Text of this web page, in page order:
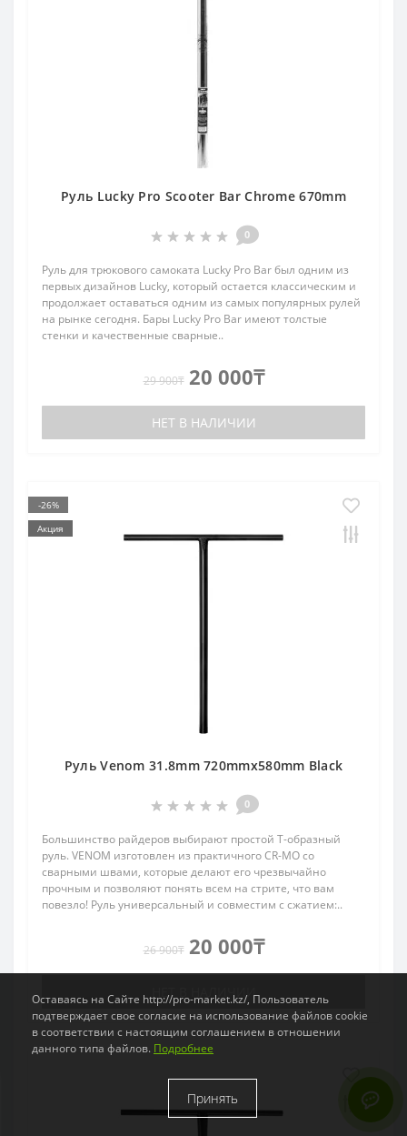
Руль Lucky Pro Scooter Bar Chrome 670mm
0
Руль для трюкового самоката Lucky Pro Bar был одним из
первых дизайнов Lucky, который остается классическим и
продолжает оставаться одним из самых популярных рулей
на рынке сегодня. Бары Lucky Pro Bar имеют толстые
стенки и качественные сварные..
29 900₸ 20 000₸
НЕТ В НАЛИЧИИ
-26%
Акция
Руль Venom 31.8mm 720mmx580mm Black
0
Большинство райдеров выбирают простой Т-образный
руль. VENOM изготовлен из практичного CR-MO со
сварными швами, которые делают его чрезвычайно
прочным и позволяют понять всем на стрите, что вам
повезло! Руль универсальный и совместим с сжатием:..
26 900₸ 20 000₸
НЕТ В НАЛИЧИИ
Оставаясь на Сайте http://pro-market.kz/, Пользователь
подтверждает свое согласие на использование файлов cookie
в соответствии с настоящим соглашением в отношении
данного типа файлов. Подробнее
Принять